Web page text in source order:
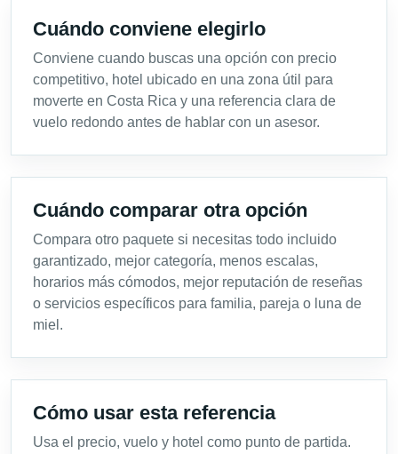
Cuándo conviene elegirlo
Conviene cuando buscas una opción con precio
competitivo, hotel ubicado en una zona útil para
moverte en Costa Rica y una referencia clara de
vuelo redondo antes de hablar con un asesor.
Cuándo comparar otra opción
Compara otro paquete si necesitas todo incluido
garantizado, mejor categoría, menos escalas,
horarios más cómodos, mejor reputación de reseñas
o servicios específicos para familia, pareja o luna de
miel.
Cómo usar esta referencia
Usa el precio, vuelo y hotel como punto de partida.